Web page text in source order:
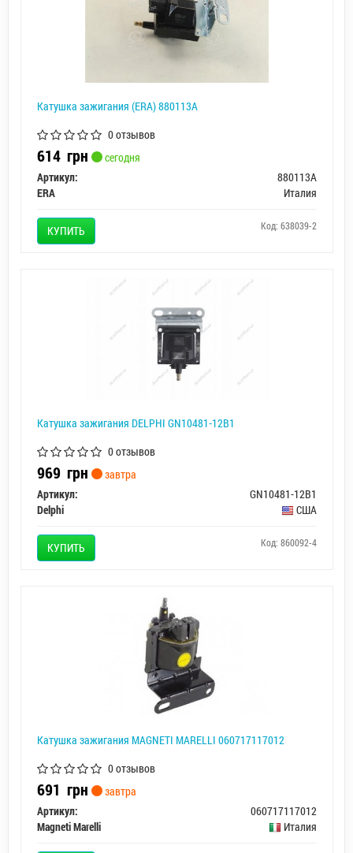
Катушка зажигания (ERA) 880113A
0 отзывов
614 грн
сегодня
Артикул:
880113A
ERA
Италия
КУПИТЬ Код: 638039-2
Катушка зажигания DELPHI GN10481-12B1
0 отзывов
969 грн
завтра
Артикул:
GN10481-12B1
Delphi
США
КУПИТЬ Код: 860092-4
Катушка зажигания MAGNETI MARELLI 060717117012
0 отзывов
691 грн
завтра
Артикул:
060717117012
Magneti Marelli
Италия